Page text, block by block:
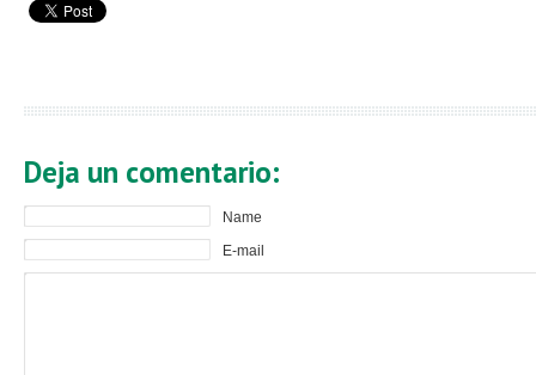
Deja un comentario:
Name
E-mail